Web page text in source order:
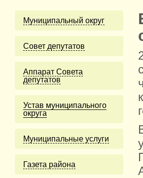
Муниципальный округ
Cовет депутатов
Аппарат Совета
депутатов
Устав муниципального
округа
Муниципальные услуги
Газета района